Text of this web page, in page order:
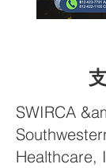
SWIRCA
Healthcare,